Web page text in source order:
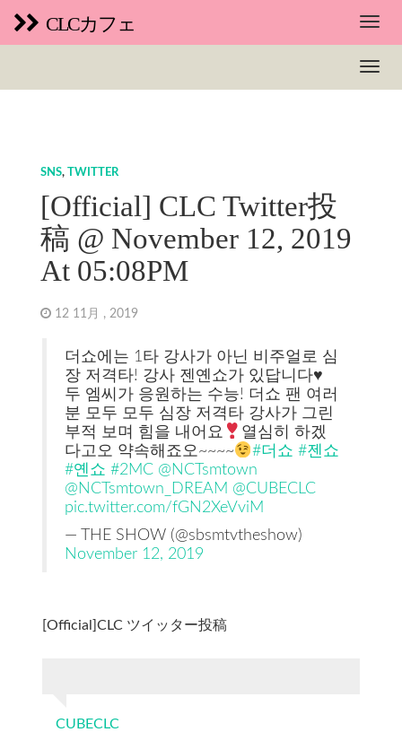
CLCカフェ
SNS, TWITTER
[Official] CLC Twitter投
稿 @ November 12, 2019
At 05:08PM
12 11月 , 2019
더쇼에는 1타 강사가 아닌 비주얼로 심
장 저격타! 강사 젠옌쇼가 있답니다♥️
두 엠씨가 응원하는 수능! 더쇼 팬 여러
분 모두 모두 심장 저격타 강사가 그린
부적 보며 힘을 내어요
열심히 하겠
다고오 약속해죠오~~~~
#더쇼 #젠쇼
#옌쇼 #2MC @NCTsmtown
@NCTsmtown_DREAM @CUBECLC
pic.twitter.com/fGN2XeVviM
— THE SHOW (@sbsmtvtheshow)
November 12, 2019
[Official]CLC ツイッター投稿
CUBECLC